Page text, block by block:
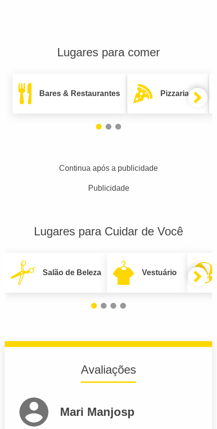
Lugares para comer
Bares & Restaurantes Pizzarias
Continua após a publicidade
Publicidade
Lugares para Cuidar de Você
Salão de Beleza Vestuário
Avaliações
Mari Manjosp